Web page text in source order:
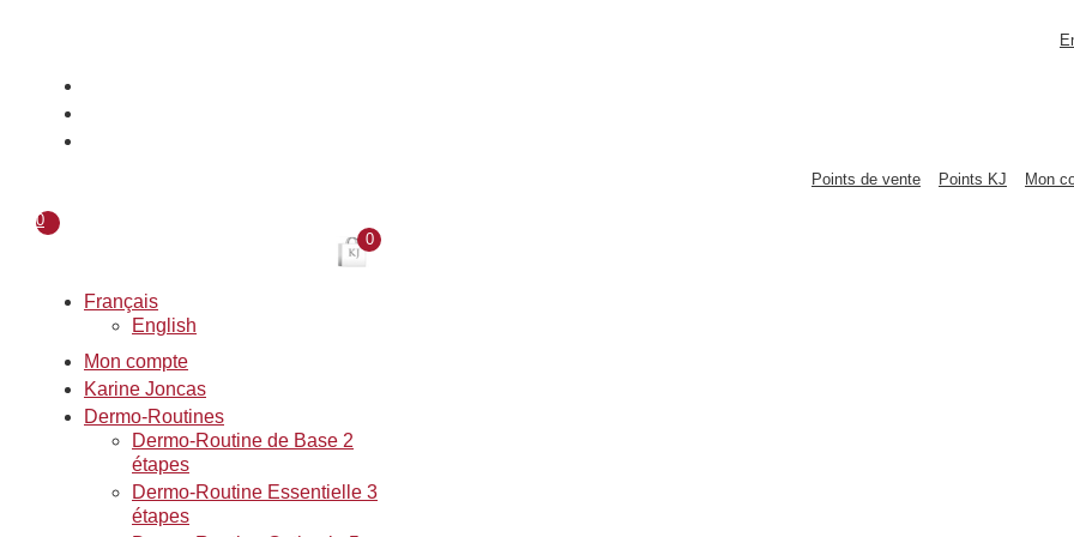
Points de vente Points KJ Mon
0
0
Français
English
Mon compte
Karine Joncas
Dermo-Routines
Dermo-Routine de Base 2
étapes
Dermo-Routine Essentielle 3
étapes